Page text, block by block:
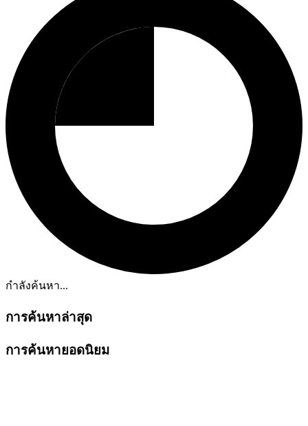
กำลังค้นหา...
การค้นหาล่าสุด
การค้นหายอดนิยม